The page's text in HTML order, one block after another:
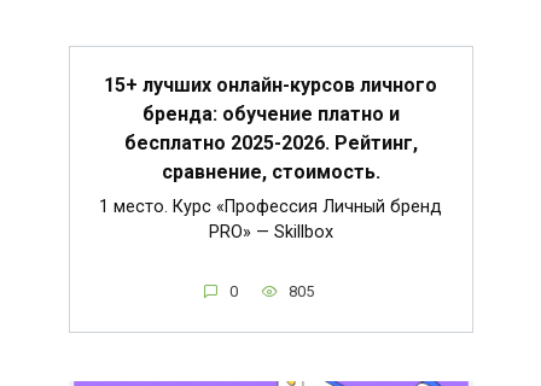
15+ лучших онлайн-курсов личного
бренда: обучение платно и
бесплатно 2025-2026. Рейтинг,
сравнение, стоимость.
1 место. Курс «Профессия Личный бренд
PRO» — Skillbox
0 805